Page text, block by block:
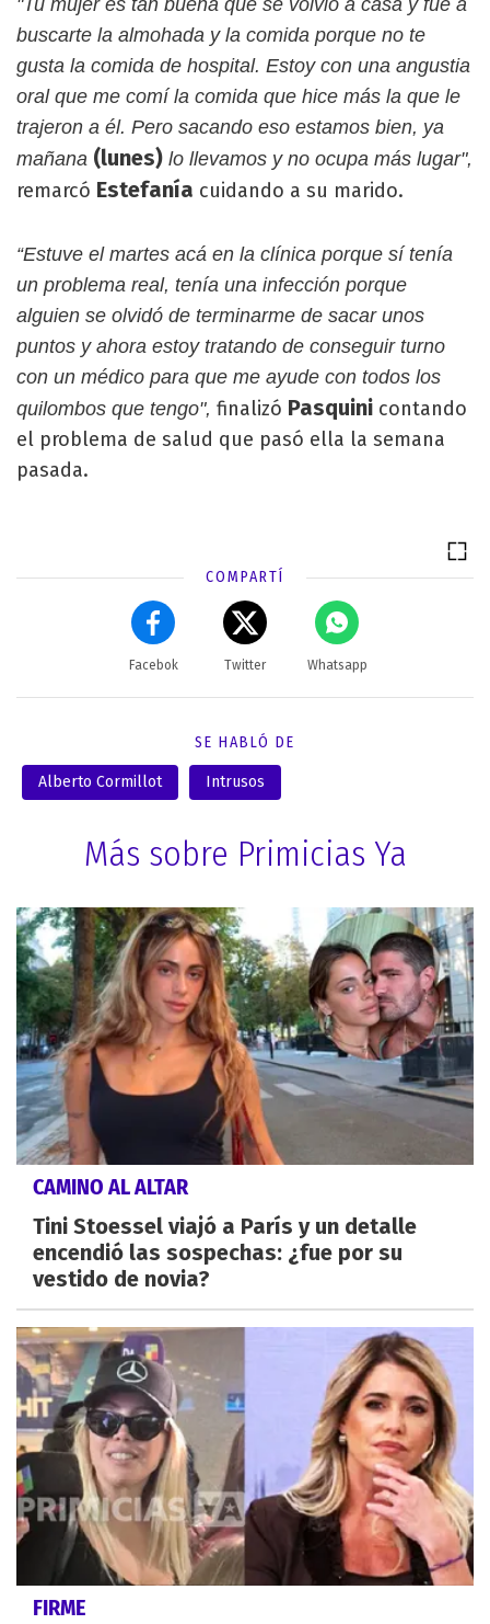
"Tu mujer es tan buena que se volvió a casa y fue a
buscarte la almohada y la comida porque no te
gusta la comida de hospital. Estoy con una angustia
oral que me comí la comida que hice más la que le
trajeron a él. Pero sacando eso estamos bien, ya
mañana (lunes) lo llevamos y no ocupa más lugar",
remarcó Estefanía cuidando a su marido.
“Estuve el martes acá en la clínica porque sí tenía
un problema real, tenía una infección porque
alguien se olvidó de terminarme de sacar unos
puntos y ahora estoy tratando de conseguir turno
con un médico para que me ayude con todos los
quilombos que tengo", finalizó Pasquini contando
el problema de salud que pasó ella la semana
pasada.
COMPARTÍ
Facebok Twitter Whatsapp
SE HABLÓ DE
Alberto Cormillot Intrusos
Más sobre Primicias Ya
CAMINO AL ALTAR
Tini Stoessel viajó a París y un detalle
encendió las sospechas: ¿fue por su
vestido de novia?
FIRME